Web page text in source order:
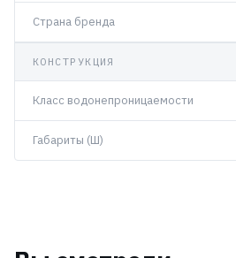
Страна бренда
КОНСТРУКЦИЯ
Класс водонепроницаемости
Габариты (Ш)